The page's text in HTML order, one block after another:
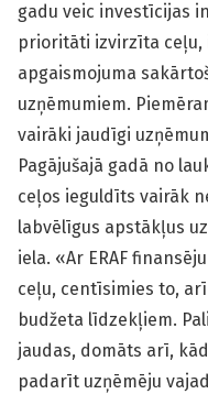
gadu veic investīcijas
prioritāti izvirzīta ceļu,
apgaismojuma
uzņēmumiem.
vairāki jaudīgi
Pagājušajā gadā no
ceļos ieguldīts vairāk
labvēlīgus apstākļus
iela. «Ar ERAF
ceļu, centīsimies to,
budžeta līdzekļiem.
jaudas, domāts arī,
padarīt uzņēmēju